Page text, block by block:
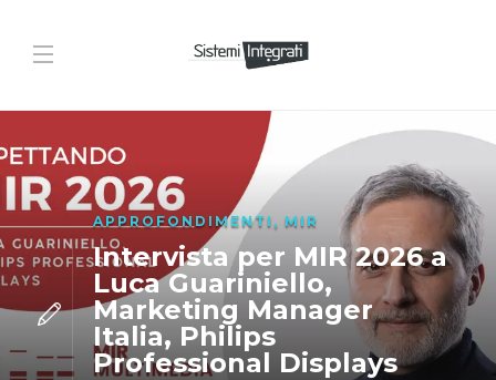
APPROFONDIMENTI , MIR
Intervista per MIR 2026 a
Luca Guariniello,
Marketing Manager
Italia, Philips
Professional Displays